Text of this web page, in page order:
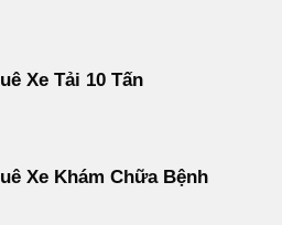
Xe Tải 10 Tấn
Xe Khám Chữa Bệnh